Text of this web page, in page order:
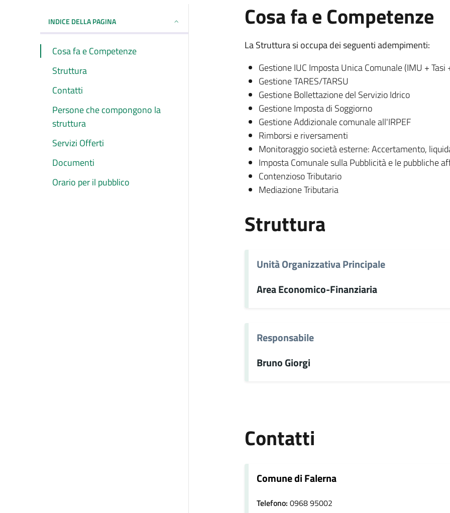
INDICE DELLA PAGINA
Cosa fa e Competenze
Struttura
Contatti
Persone che compongono la
struttura
Servizi Offerti
Documenti
Orario per il pubblico
Cosa fa e Competenze
La Struttura si occupa dei seguenti adempimenti:
Gestione IUC Imposta Unica Comunale (IMU + Tasi
Gestione TARES/TARSU
Gestione Bollettazione del Servizio Idrico
Gestione Imposta di Soggiorno
Gestione Addizionale comunale all'IRPEF
Rimborsi e riversamenti
Monitoraggio società esterne: Accertamento,
Imposta Comunale sulla Pubblicità e le pubbliche
Contenzioso Tributario
Mediazione Tributaria
Struttura
Unità Organizzativa Principale
Area Economico-Finanziaria
Responsabile
Bruno Giorgi
Contatti
Comune di Falerna
Telefono: 0968 95002